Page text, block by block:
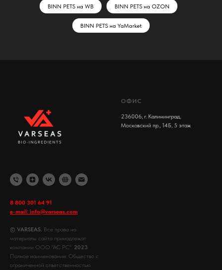
BINN PETS на WB BINN PETS на OZON
BINN PETS на YaMarket
8 800 301 64 91
e-mail: info@varseas.com
© VARSEAS. Все права на
материалы сайта принадлежат
компании ООО "АС РС". 2023
Полное наименование: Общество с
ограниченной ответственностью
ОФИС
236006, г. Калининград,
Московский пр., 14Б, 5 этаж